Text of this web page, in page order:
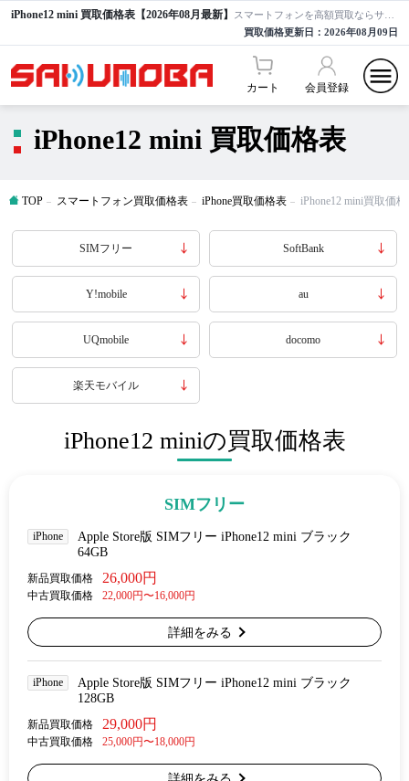
iPhone12 mini 買取価格表【2026年08月最新】
買取価格更新日： 2026年08月09日
カート 会員登録
iPhone12 mini 買取価格表
TOP スマートフォン買取価格表 iPhone買取価格表 iPhone12 mini買取価
SIMフリー SoftBank
Y!mobile au
UQmobile docomo
楽天モバイル
iPhone12 miniの買取価格表
SIMフリー
iPhone
Apple Store版 SIMフリー iPhone12 mini ブラック
64GB
新品買取価格 26,000円
中古買取価格 22,000円〜16,000円
詳細をみる
iPhone
Apple Store版 SIMフリー iPhone12 mini ブラック
128GB
新品買取価格 29,000円
中古買取価格 25,000円〜18,000円